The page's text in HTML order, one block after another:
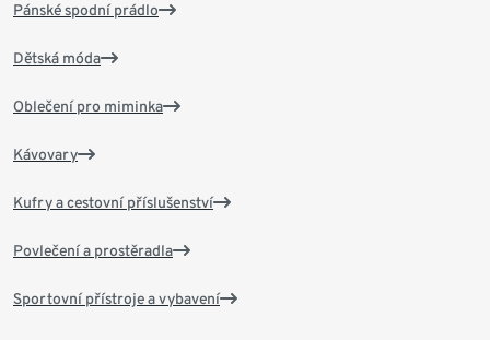
Pánské spodní prádlo
Dětská móda
Oblečení pro miminka
Kávovary
Kufry a cestovní příslušenství
Povlečení a prostěradla
Sportovní přístroje a vybavení